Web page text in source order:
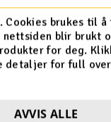
på
brukes til å
nettsiden blir brukt
for deg.
detaljer for full
AVVIS ALLE